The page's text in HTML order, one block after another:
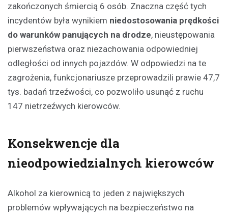
zakończonych śmiercią 6 osób. Znaczna część tych
incydentów była wynikiem niedostosowania prędkości
do warunków panujących na drodze, nieustępowania
pierwszeństwa oraz niezachowania odpowiedniej
odległości od innych pojazdów. W odpowiedzi na te
zagrożenia, funkcjonariusze przeprowadzili prawie 47,7
tys. badań trzeźwości, co pozwoliło usunąć z ruchu
147 nietrzeźwych kierowców.
Konsekwencje dla
nieodpowiedzialnych kierowców
Alkohol za kierownicą to jeden z największych
problemów wpływających na bezpieczeństwo na